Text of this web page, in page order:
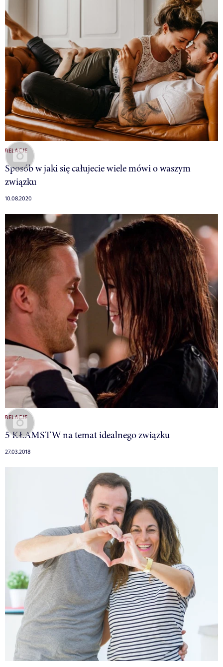
RELACJE
Sposób w jaki się całujecie wiele mówi o waszym
związku
10.08.2020
RELACJE
5 KŁAMSTW na temat idealnego związku
27.03.2018